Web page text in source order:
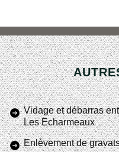
Vidage et débarras
Les Echarmeaux
Enlèvement de